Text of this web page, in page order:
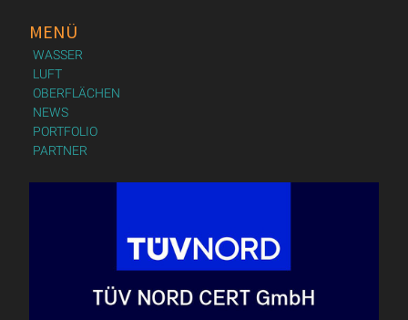
MENÜ
WASSER
LUFT
OBERFLÄCHEN
NEWS
PORTFOLIO
PARTNER